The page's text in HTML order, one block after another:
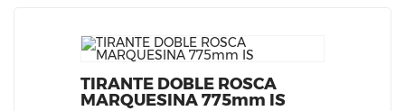
TIRANTE DOBLE ROSCA
MARQUESINA 775mm IS